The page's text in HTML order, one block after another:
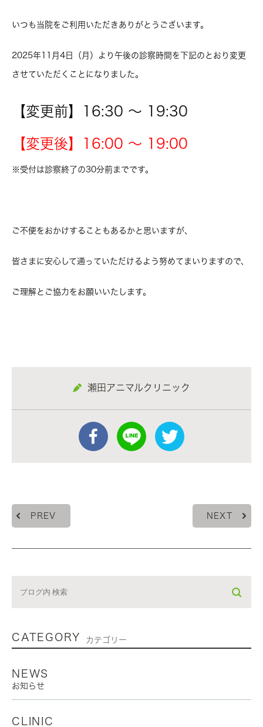
いつも当院をご利用いただきありがとうございます。
2025年11月4日（月）より午後の診察時間を下記のとおり変更
させていただくことになりました。
【変更前】16:30 ～ 19:30
【変更後】16:00 ～ 19:00
※受付は診察終了の30分前までです。
ご不便をおかけすることもあるかと思いますが、
皆さまに安心して通っていただけるよう努めてまいりますので、
ご理解とご協力をお願いいたします。
瀬田アニマルクリニック
PREV NEXT
CATEGORY カテゴリー
NEWS
お知らせ
CLINIC